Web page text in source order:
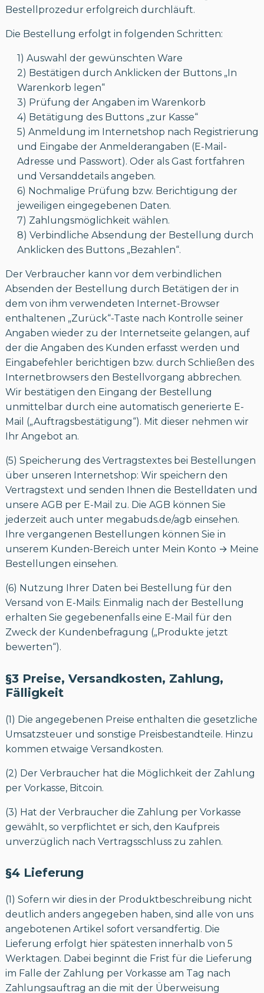
Bestellprozedur erfolgreich durchläuft.
Die Bestellung erfolgt in folgenden Schritten:
1) Auswahl der gewünschten Ware
2) Bestätigen durch Anklicken der Buttons „In
Warenkorb legen“
3) Prüfung der Angaben im Warenkorb
4) Betätigung des Buttons „zur Kasse“
5) Anmeldung im Internetshop nach Registrierung
und Eingabe der Anmelderangaben (E-Mail-
Adresse und Passwort). Oder als Gast fortfahren
und Versanddetails angeben.
6) Nochmalige Prüfung bzw. Berichtigung der
jeweiligen eingegebenen Daten.
7) Zahlungsmöglichkeit wählen.
8) Verbindliche Absendung der Bestellung durch
Anklicken des Buttons „Bezahlen“.
Der Verbraucher kann vor dem verbindlichen
Absenden der Bestellung durch Betätigen der in
dem von ihm verwendeten Internet-Browser
enthaltenen „Zurück“-Taste nach Kontrolle seiner
Angaben wieder zu der Internetseite gelangen, auf
der die Angaben des Kunden erfasst werden und
Eingabefehler berichtigen bzw. durch Schließen des
Internetbrowsers den Bestellvorgang abbrechen.
Wir bestätigen den Eingang der Bestellung
unmittelbar durch eine automatisch generierte E-
Mail („Auftragsbestätigung“). Mit dieser nehmen wir
Ihr Angebot an.
(5) Speicherung des Vertragstextes bei Bestellungen
über unseren Internetshop: Wir speichern den
Vertragstext und senden Ihnen die Bestelldaten und
unsere AGB per E-Mail zu. Die AGB können Sie
jederzeit auch unter megabuds.de/agb einsehen.
Ihre vergangenen Bestellungen können Sie in
unserem Kunden-Bereich unter Mein Konto → Meine
Bestellungen einsehen.
(6) Nutzung Ihrer Daten bei Bestellung für den
Versand von E-Mails: Einmalig nach der Bestellung
erhalten Sie gegebenenfalls eine E-Mail für den
Zweck der Kundenbefragung („Produkte jetzt
bewerten“).
§3 Preise, Versandkosten, Zahlung,
Fälligkeit
(1) Die angegebenen Preise enthalten die gesetzliche
Umsatzsteuer und sonstige Preisbestandteile. Hinzu
kommen etwaige Versandkosten.
(2) Der Verbraucher hat die Möglichkeit der Zahlung
per Vorkasse, Bitcoin.
(3) Hat der Verbraucher die Zahlung per Vorkasse
gewählt, so verpflichtet er sich, den Kaufpreis
unverzüglich nach Vertragsschluss zu zahlen.
§4 Lieferung
(1) Sofern wir dies in der Produktbeschreibung nicht
deutlich anders angegeben haben, sind alle von uns
angebotenen Artikel sofort versandfertig. Die
Lieferung erfolgt hier spätesten innerhalb von 5
Werktagen. Dabei beginnt die Frist für die Lieferung
im Falle der Zahlung per Vorkasse am Tag nach
Zahlungsauftrag an die mit der Überweisung